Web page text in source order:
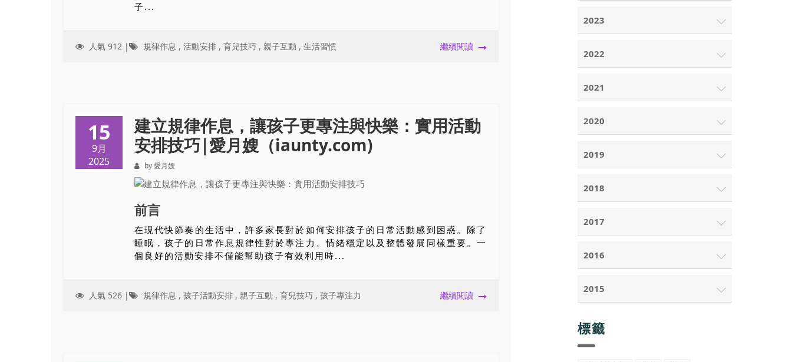
子...
人氣 912 | 規律作息 , 活動安排 , 育兒技巧 , 親子互動 , 生活習慣 繼續閱讀
15
9月
2025
建立規律作息，讓孩子更專注與快樂：實用活動
安排技巧|愛月嫂（iaunty.com)
by 愛月嫂
前言
在現代快節奏的生活中，許多家長對於如何安排孩子的日常活動感到困惑。除了
睡眠，孩子的日常作息規律性對於專注力、情緒穩定以及整體發展同樣重要。一
個良好的活動安排不僅能幫助孩子有效利用時...
人氣 526 | 規律作息 , 孩子活動安排 , 親子互動 , 育兒技巧 , 孩子專注力 繼續閱讀
2023
2022
2021
2020
2019
2018
2017
2016
2015
標籤